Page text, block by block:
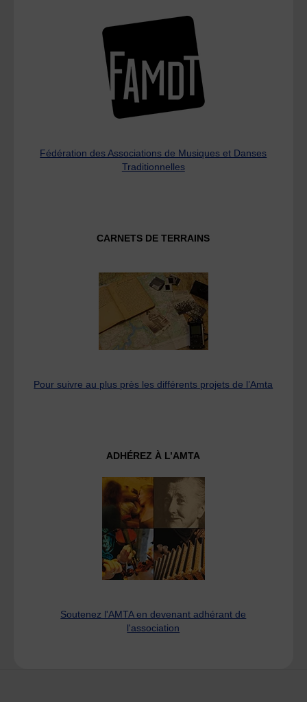
Fédération des Associations de Musiques et Danses
Traditionnelles
CARNETS DE TERRAINS
Pour suivre au plus près les différents projets de l’Amta
ADHÉREZ À L’AMTA
Soutenez l'AMTA en devenant adhérant de
l'association